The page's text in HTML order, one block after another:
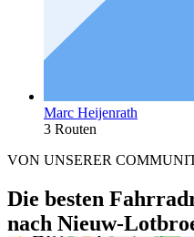
Marc Heijenrath
3 Routen
VON UNSERER
Die besten
nach Nieuw-